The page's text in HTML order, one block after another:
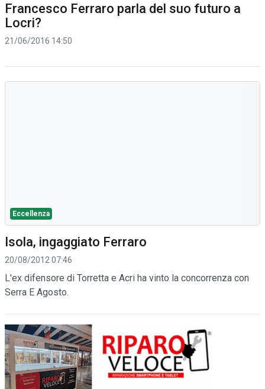
Francesco Ferraro parla del suo futuro a
Locri?
21/06/2016 14:50
Eccellenza
Isola, ingaggiato Ferraro
20/08/2012 07:46
L'ex difensore di Torretta e Acri ha vinto la concorrenza con
Serra E Agosto.